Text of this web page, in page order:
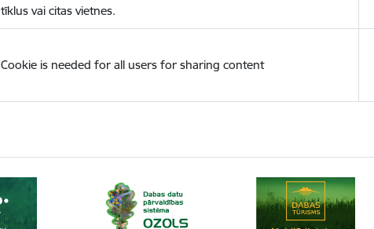
tīklus vai citas vietnes.
Cookie is needed for all users for sharing content